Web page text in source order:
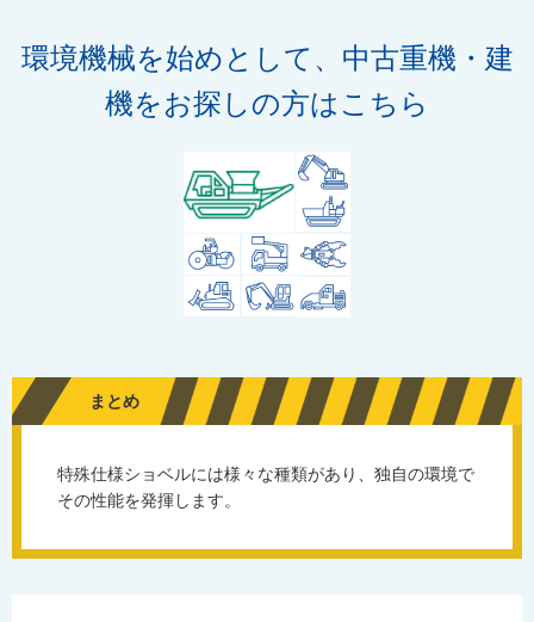
環境機械を始めとして、中古重機・建
機をお探しの方はこちら
まとめ
特殊仕様ショベルには様々な種類があり、独自の環境で
その性能を発揮します。